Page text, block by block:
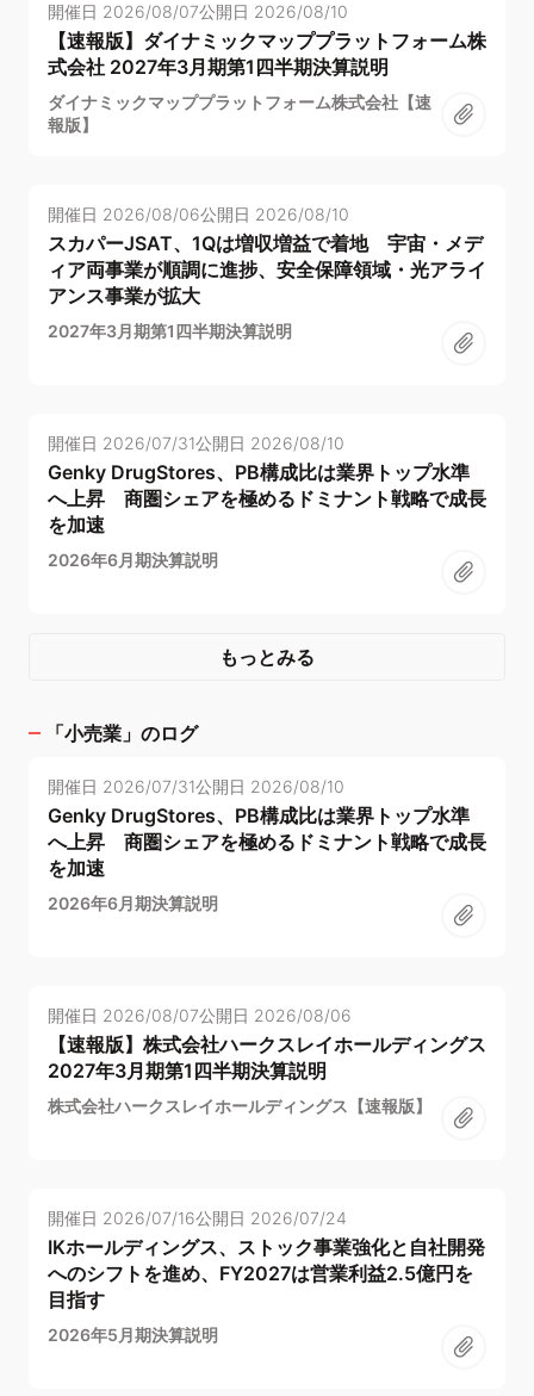
開催日 2026/08/07公開日 2026/08/10
【速報版】ダイナミックマッププラットフォーム株
式会社 2027年3月期第1四半期決算説明
ダイナミックマッププラットフォーム株式会社【速
報版】
開催日 2026/08/06公開日 2026/08/10
スカパーJSAT、1Qは増収増益で着地 宇宙・メデ
ィア両事業が順調に進捗、安全保障領域・光アライ
アンス事業が拡大
2027年3月期第1四半期決算説明
開催日 2026/07/31公開日 2026/08/10
Genky DrugStores、PB構成比は業界トップ水準
へ上昇 商圏シェアを極めるドミナント戦略で成長
を加速
2026年6月期決算説明
もっとみる
「小売業 」のログ
開催日 2026/07/31公開日 2026/08/10
Genky DrugStores、PB構成比は業界トップ水準
へ上昇 商圏シェアを極めるドミナント戦略で成長
を加速
2026年6月期決算説明
開催日 2026/08/07公開日 2026/08/06
【速報版】株式会社ハークスレイホールディングス
2027年3月期第1四半期決算説明
株式会社ハークスレイホールディングス【速報版】
開催日 2026/07/16公開日 2026/07/24
IKホールディングス、ストック事業強化と自社開発
へのシフトを進め、FY2027は営業利益2.5億円を
目指す
2026年5月期決算説明